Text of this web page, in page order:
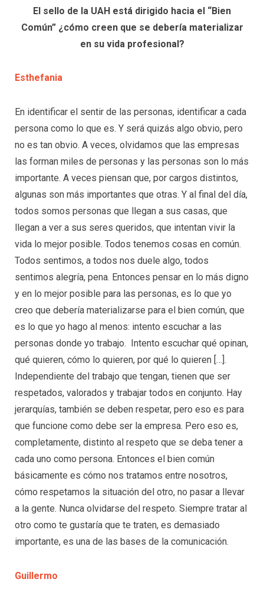
El sello de la UAH está dirigido hacia el “Bien
Común” ¿cómo creen que se debería materializar
en su vida profesional?
Esthefania
En identificar el sentir de las personas, identificar a cada
persona como lo que es. Y será quizás algo obvio, pero
no es tan obvio. A veces, olvidamos que las empresas
las forman miles de personas y las personas son lo más
importante. A veces piensan que, por cargos distintos,
algunas son más importantes que otras. Y al final del día,
todos somos personas que llegan a sus casas, que
llegan a ver a sus seres queridos, que intentan vivir la
vida lo mejor posible. Todos tenemos cosas en común.
Todos sentimos, a todos nos duele algo, todos
sentimos alegría, pena. Entonces pensar en lo más digno
y en lo mejor posible para las personas, es lo que yo
creo que debería materializarse para el bien común, que
es lo que yo hago al menos: intento escuchar a las
personas donde yo trabajo. Intento escuchar qué opinan,
qué quieren, cómo lo quieren, por qué lo quieren […].
Independiente del trabajo que tengan, tienen que ser
respetados, valorados y trabajar todos en conjunto. Hay
jerarquías, también se deben respetar, pero eso es para
que funcione como debe ser la empresa. Pero eso es,
completamente, distinto al respeto que se deba tener a
cada uno como persona. Entonces el bien común
básicamente es cómo nos tratamos entre nosotros,
cómo respetamos la situación del otro, no pasar a llevar
a la gente. Nunca olvidarse del respeto. Siempre tratar al
otro como te gustaría que te traten, es demasiado
importante, es una de las bases de la comunicación.
Guillermo